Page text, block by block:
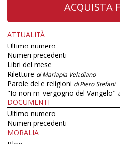
ACQUISTA
ATTUALITÀ
Ultimo numero
Numeri precedenti
Libri del mese
Riletture di Mariapia Veladiano
Parole delle religioni di Piero Stefani
"Io non mi vergogno del Vangelo"
DOCUMENTI
Ultimo numero
Numeri precedenti
MORALIA